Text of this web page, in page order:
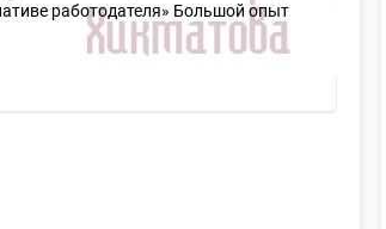
работодателя» Большой опыт